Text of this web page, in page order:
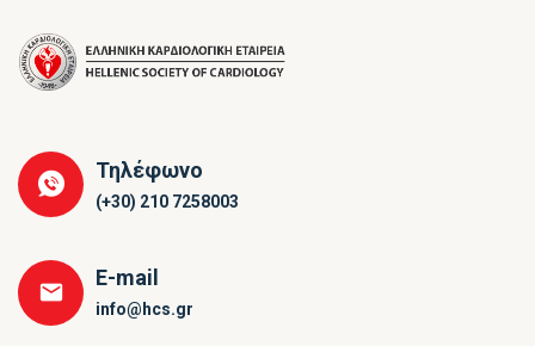
Τηλέφωνο
(+30) 210 7258003
E-mail
info@hcs.gr